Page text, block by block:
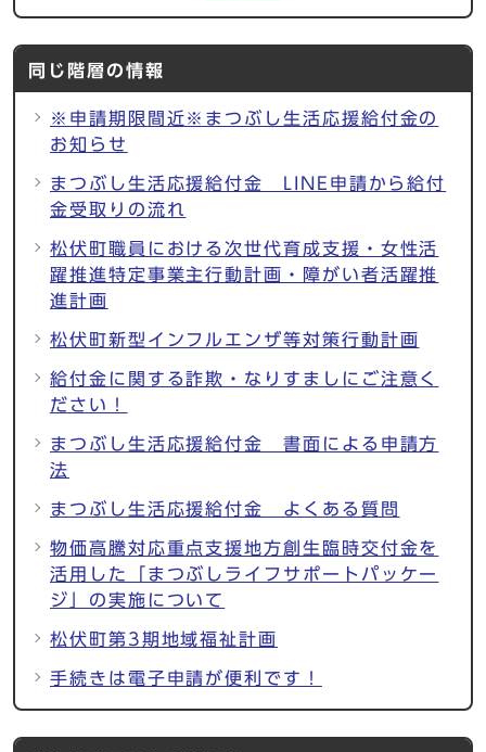
同じ階層の情報
※申請期限間近※まつぶし生活応援給付金の
お知らせ
まつぶし生活応援給付金 LINE申請から給付
金受取りの流れ
松伏町職員における次世代育成支援・女性活
躍推進特定事業主行動計画・障がい者活躍推
進計画
松伏町新型インフルエンザ等対策行動計画
給付金に関する詐欺・なりすましにご注意く
ださい！
まつぶし生活応援給付金 書面による申請方
法
まつぶし生活応援給付金 よくある質問
物価高騰対応重点支援地方創生臨時交付金を
活用した「まつぶしライフサポートパッケー
ジ」の実施について
松伏町第3期地域福祉計画
手続きは電子申請が便利です！